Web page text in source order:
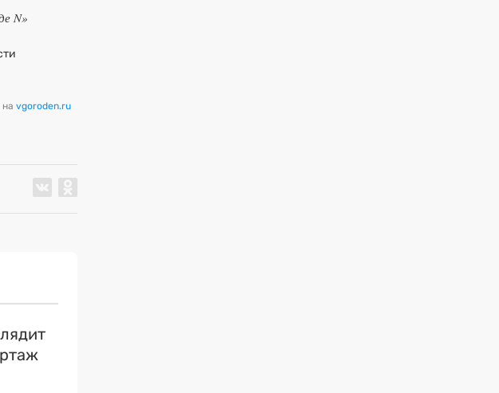
N»
на vgoroden.ru